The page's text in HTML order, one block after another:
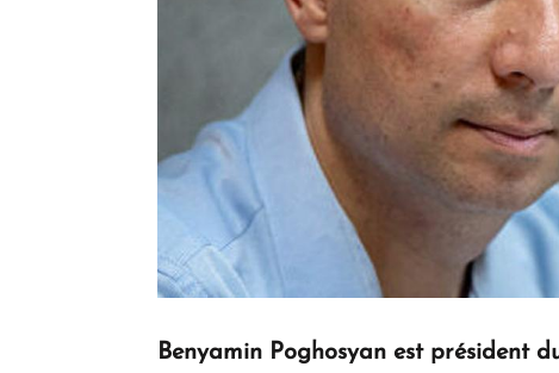
Benyamin Poghosyan est président